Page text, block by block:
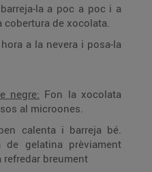
la a poc a poc i a
cobertura de xocolata.
a la nevera i posa-la
negre: Fon la xocolata
al microones.
calenta i barreja bé.
gelatina prèviament
refredar breument